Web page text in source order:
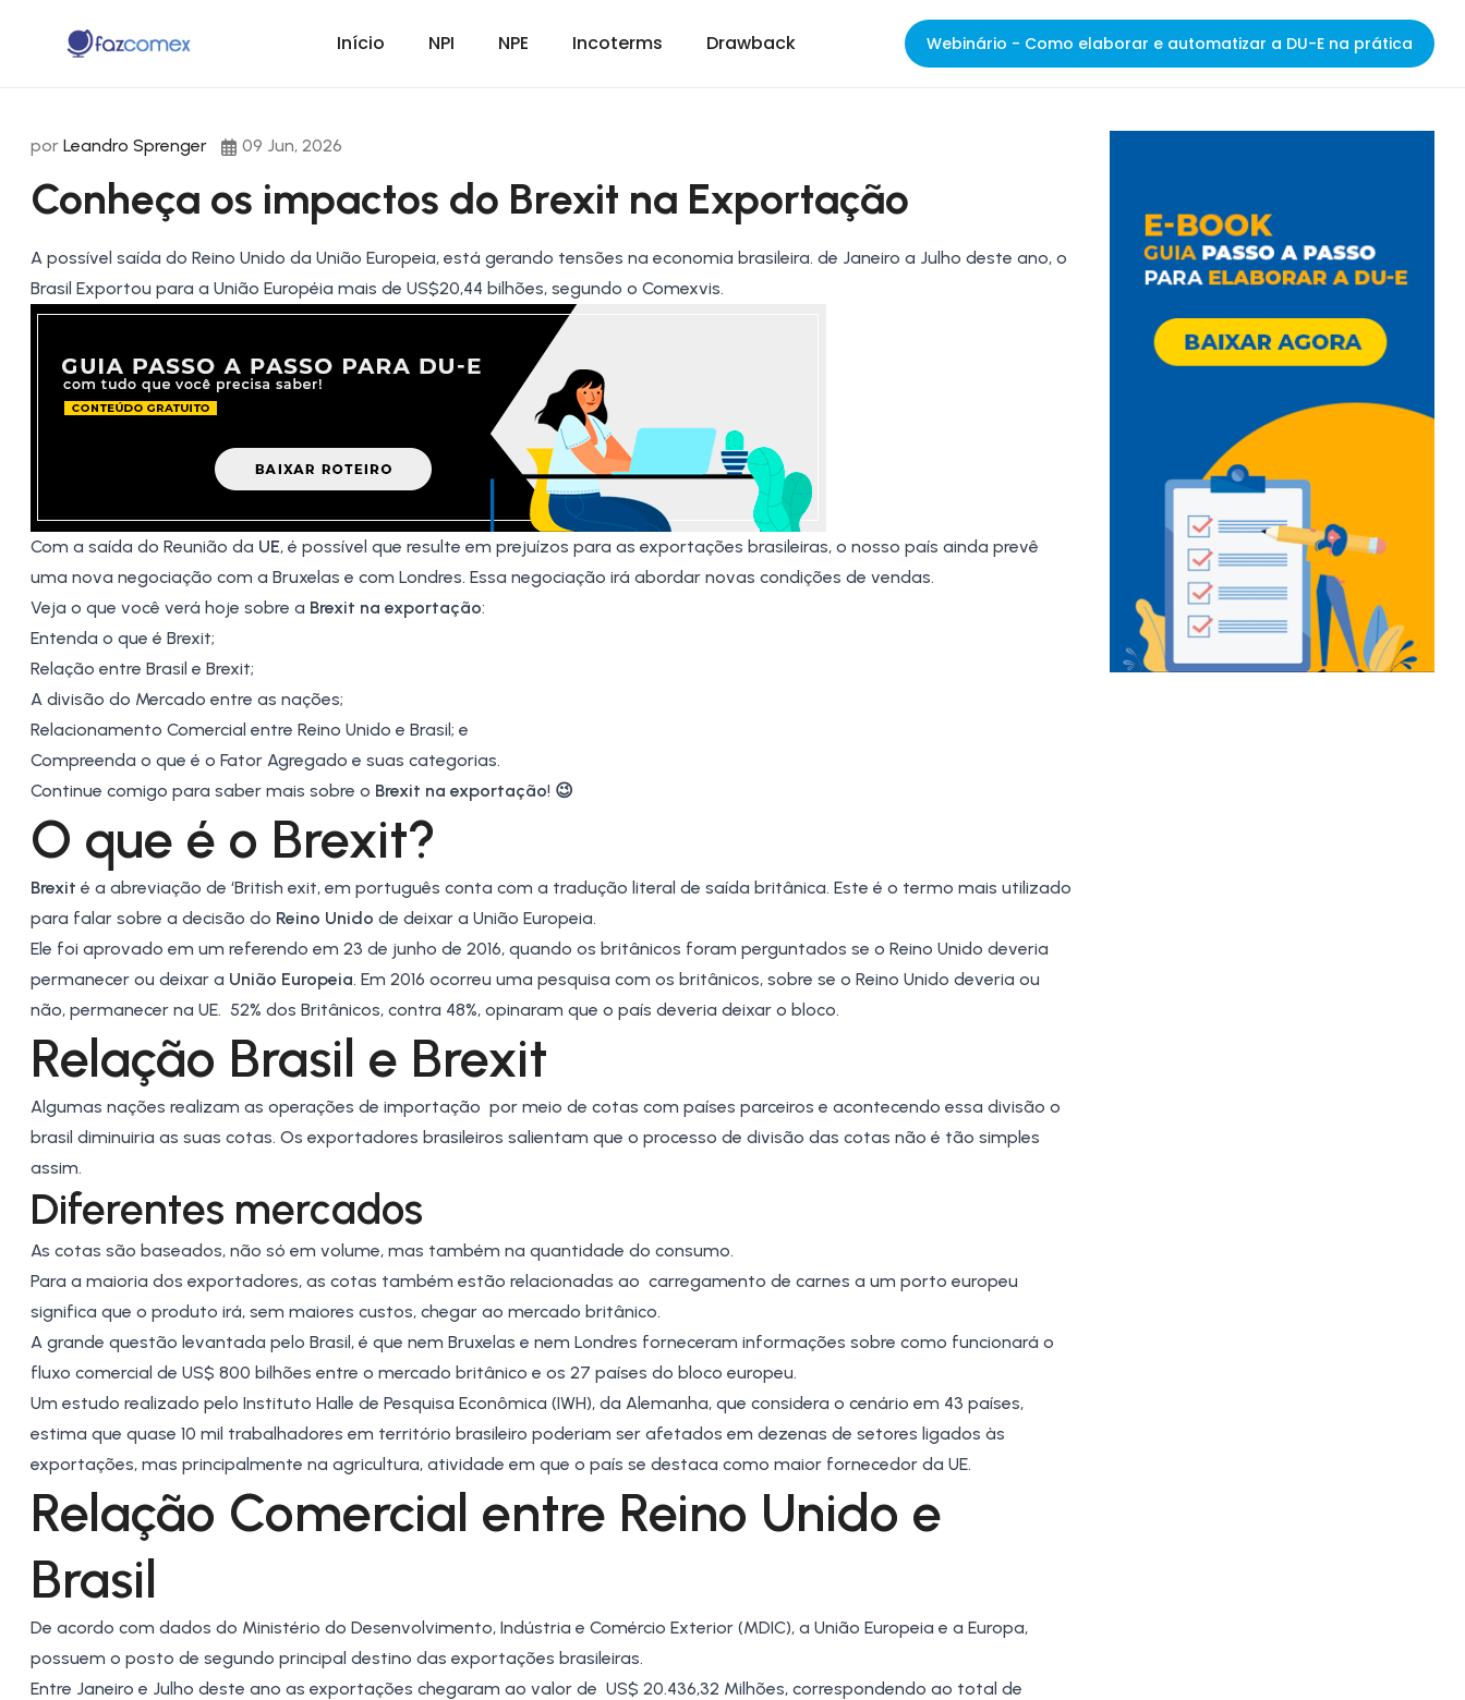
Início NPI NPE Incoterms Drawback Webinário - Como elaborar e automatizar a DU-E na prática
por Leandro Sprenger 09 Jun, 2026
Conheça os impactos do Brexit na Exportação
A possível saída do Reino Unido da União Europeia, está gerando tensões na economia brasileira. de Janeiro a Julho deste ano, o
Brasil Exportou para a União Européia mais de US$20,44 bilhões, segundo o Comexvis.
Com a saída do Reunião da UE, é possível que resulte em prejuízos para as exportações brasileiras, o nosso país ainda prevê
uma nova negociação com a Bruxelas e com Londres. Essa negociação irá abordar novas condições de vendas.
Veja o que você verá hoje sobre a Brexit na exportação:
Entenda o que é Brexit;
Relação entre Brasil e Brexit;
A divisão do Mercado entre as nações;
Relacionamento Comercial entre Reino Unido e Brasil; e
Compreenda o que é o Fator Agregado e suas categorias.
Continue comigo para saber mais sobre o Brexit na exportação! 😉
O que é o Brexit?
Brexit é a abreviação de ‘British exit, em português conta com a tradução literal de saída britânica. Este é o termo mais utilizado
para falar sobre a decisão do Reino Unido de deixar a União Europeia.
Ele foi aprovado em um referendo em 23 de junho de 2016, quando os britânicos foram perguntados se o Reino Unido deveria
permanecer ou deixar a União Europeia. Em 2016 ocorreu uma pesquisa com os britânicos, sobre se o Reino Unido deveria ou
não, permanecer na UE. 52% dos Britânicos, contra 48%, opinaram que o país deveria deixar o bloco.
Relação Brasil e Brexit
Algumas nações realizam as operações de importação por meio de cotas com países parceiros e acontecendo essa divisão o
brasil diminuiria as suas cotas. Os exportadores brasileiros salientam que o processo de divisão das cotas não é tão simples
assim.
Diferentes mercados
As cotas são baseados, não só em volume, mas também na quantidade do consumo.
Para a maioria dos exportadores, as cotas também estão relacionadas ao carregamento de carnes a um porto europeu
significa que o produto irá, sem maiores custos, chegar ao mercado britânico.
A grande questão levantada pelo Brasil, é que nem Bruxelas e nem Londres forneceram informações sobre como funcionará o
fluxo comercial de US$ 800 bilhões entre o mercado britânico e os 27 países do bloco europeu.
Um estudo realizado pelo Instituto Halle de Pesquisa Econômica (IWH), da Alemanha, que considera o cenário em 43 países,
estima que quase 10 mil trabalhadores em território brasileiro poderiam ser afetados em dezenas de setores ligados às
exportações, mas principalmente na agricultura, atividade em que o país se destaca como maior fornecedor da UE.
Relação Comercial entre Reino Unido e
Brasil
De acordo com dados do Ministério do Desenvolvimento, Indústria e Comércio Exterior (MDIC), a União Europeia e a Europa,
possuem o posto de segundo principal destino das exportações brasileiras.
Entre Janeiro e Julho deste ano as exportações chegaram ao valor de US$ 20.436,32 Milhões, correspondendo ao total de